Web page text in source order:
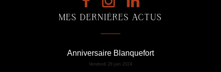
MES DERNIÈRES ACTUS
Anniversaire Blanquefort
Vendredi 28 juin 2024